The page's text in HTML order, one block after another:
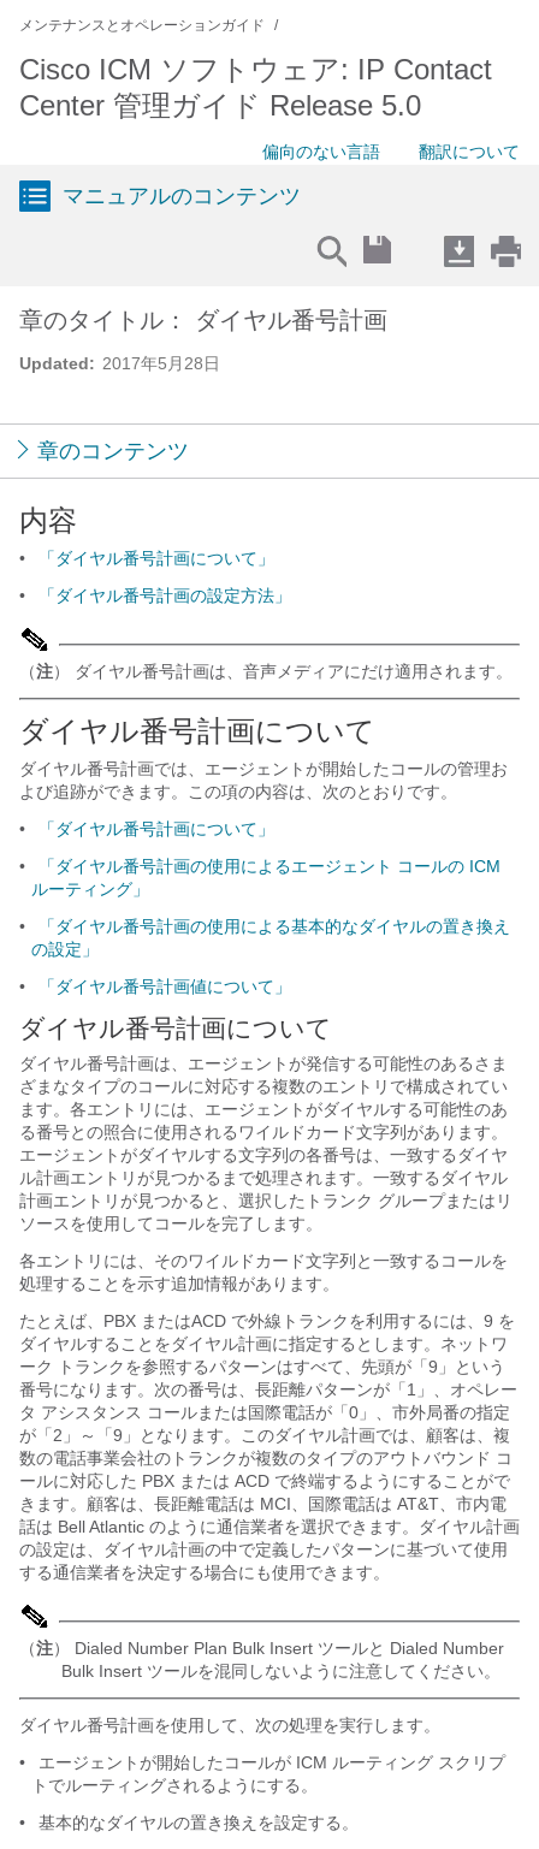
メンテナンスとオペレーションガイド
Cisco ICM ソフトウェア: IP Contact
Center 管理ガイド Release 5.0
偏向のない言語 翻訳について
マニュアルのコンテンツ
Updated: 2017年5月28日
章のタイトル： ダイヤル番号計画
章のコンテンツ
内容
•
「ダイヤル番号計画について」
•
「ダイヤル番号計画の設定方法」
（注） ダイヤル番号計画は、音声メディアにだけ適用されます。
ダイヤル番号計画について
ダイヤル番号計画では、エージェントが開始したコールの管理お
よび追跡ができます。この項の内容は、次のとおりです。
•
「ダイヤル番号計画について」
•
「ダイヤル番号計画の使用によるエージェント コールの ICM
ルーティング」
•
「ダイヤル番号計画の使用による基本的なダイヤルの置き換え
の設定」
•
「ダイヤル番号計画値について」
ダイヤル番号計画について
ダイヤル番号計画は、エージェントが発信する可能性のあるさま
ざまなタイプのコールに対応する複数のエントリで構成されてい
ます。各エントリには、エージェントがダイヤルする可能性のあ
る番号との照合に使用されるワイルドカード文字列があります。
エージェントがダイヤルする文字列の各番号は、一致するダイヤ
ル計画エントリが見つかるまで処理されます。一致するダイヤル
計画エントリが見つかると、選択したトランク グループまたはリ
ソースを使用してコールを完了します。
各エントリには、そのワイルドカード文字列と一致するコールを
処理することを示す追加情報があります。
たとえば、PBX またはACD で外線トランクを利用するには、9 を
ダイヤルすることをダイヤル計画に指定するとします。ネットワ
ーク トランクを参照するパターンはすべて、先頭が「9」という
番号になります。次の番号は、長距離パターンが「1」、オペレー
タ アシスタンス コールまたは国際電話が「0」、市外局番の指定
が「2」～「9」となります。このダイヤル計画では、顧客は、複
数の電話事業会社のトランクが複数のタイプのアウトバウンド コ
ールに対応した PBX または ACD で終端するようにすることがで
きます。顧客は、長距離電話は MCI、国際電話は AT&T、市内電
話は Bell Atlantic のように通信業者を選択できます。ダイヤル計画
の設定は、ダイヤル計画の中で定義したパターンに基づいて使用
する通信業者を決定する場合にも使用できます。
（注） Dialed Number Plan Bulk Insert ツールと Dialed Number
Bulk Insert ツールを混同しないように注意してください。
ダイヤル番号計画を使用して、次の処理を実行します。
•
エージェントが開始したコールが ICM ルーティング スクリプ
トでルーティングされるようにする。
•
基本的なダイヤルの置き換えを設定する。